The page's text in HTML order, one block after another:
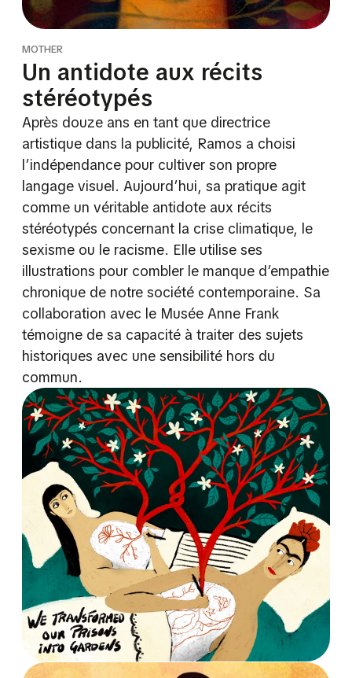
MOTHER
Un antidote aux récits
stéréotypés
Après douze ans en tant que directrice
artistique dans la publicité, Ramos a choisi
l’indépendance pour cultiver son propre
langage visuel. Aujourd’hui, sa pratique agit
comme un véritable antidote aux récits
stéréotypés concernant la crise climatique, le
sexisme ou le racisme. Elle utilise ses
illustrations pour combler le manque d’empathie
chronique de notre société contemporaine. Sa
collaboration avec le Musée Anne Frank
témoigne de sa capacité à traiter des sujets
historiques avec une sensibilité hors du
commun.